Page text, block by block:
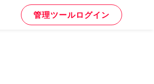
管理ツールログイン